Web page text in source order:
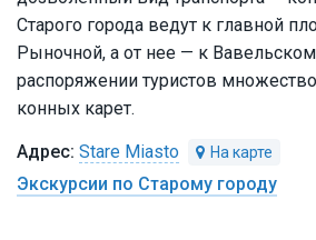
Старого города ведут к главной
Рыночной, а от нее — к
распоряжении туристов
конных карет.
Stare Miasto
Экскурсии по Старому городу